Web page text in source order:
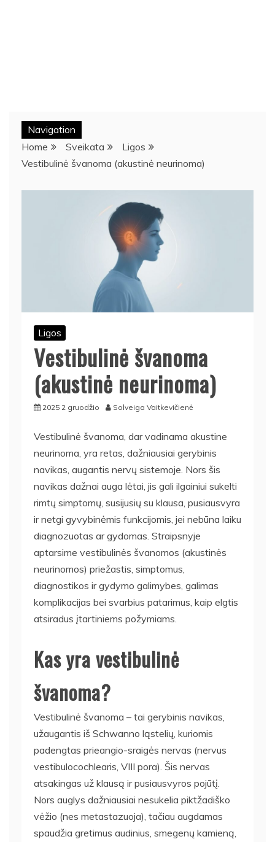
Navigation
Home
Sveikata
Ligos
Vestibulinė švanoma (akustinė neurinoma)
Ligos
Vestibulinė švanoma
(akustinė neurinoma)
2025 2 gruodžio Solveiga Vaitkevičienė
Vestibulinė švanoma, dar vadinama akustine
neurinoma, yra retas, dažniausiai gerybinis
navikas, augantis nervų sistemoje. Nors šis
navikas dažnai auga lėtai, jis gali ilgainiui sukelti
rimtų simptomų, susijusių su klausa, pusiausvyra
ir netgi gyvybinėmis funkcijomis, jei nebūna laiku
diagnozuotas ar gydomas. Straipsnyje
aptarsime vestibulinės švanomos (akustinės
neurinomos) priežastis, simptomus,
diagnostikos ir gydymo galimybes, galimas
komplikacijas bei svarbius patarimus, kaip elgtis
atsiradus įtartiniems požymiams.
Kas yra vestibulinė
švanoma?
Vestibulinė švanoma – tai gerybinis navikas,
užaugantis iš Schwanno ląstelių, kuriomis
padengtas prieangio-sraigės nervas (nervus
vestibulocochlearis, VIII pora). Šis nervas
atsakingas už klausą ir pusiausvyros pojūtį.
Nors auglys dažniausiai nesukelia piktžadiško
vėžio (nes metastazuoja), tačiau augdamas
spaudžia gretimus audinius, smegenų kamieną,